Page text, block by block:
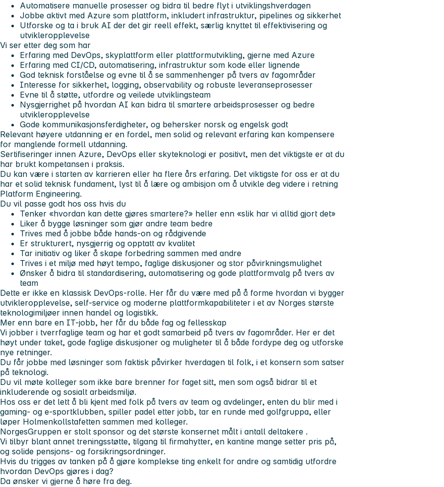
Automatisere manuelle prosesser og bidra til bedre flyt i utviklingshverdagen
Jobbe aktivt med Azure som plattform, inkludert infrastruktur, pipelines og sikkerhet
Utforske og ta i bruk AI der det gir reell effekt, særlig knyttet til effektivisering og
utvikleropplevelse
Vi ser etter deg som har
Erfaring med DevOps, skyplattform eller plattformutvikling, gjerne med Azure
Erfaring med CI/CD, automatisering, infrastruktur som kode eller lignende
God teknisk forståelse og evne til å se sammenhenger på tvers av fagområder
Interesse for sikkerhet, logging, observability og robuste leveranseprosesser
Evne til å støtte, utfordre og veilede utviklingsteam
Nysgjerrighet på hvordan AI kan bidra til smartere arbeidsprosesser og bedre
utvikleropplevelse
Gode kommunikasjonsferdigheter, og behersker norsk og engelsk godt
Relevant høyere utdanning er en fordel, men solid og relevant erfaring kan kompensere
for manglende formell utdanning.
Sertifiseringer innen Azure, DevOps eller skyteknologi er positivt, men det viktigste er at du
har brukt kompetansen i praksis.
Du kan være i starten av karrieren eller ha flere års erfaring. Det viktigste for oss er at du
har et solid teknisk fundament, lyst til å lære og ambisjon om å utvikle deg videre i retning
Platform Engineering.
Du vil passe godt hos oss hvis du
Tenker «hvordan kan dette gjøres smartere?» heller enn «slik har vi alltid gjort det»
Liker å bygge løsninger som gjør andre team bedre
Trives med å jobbe både hands-on og rådgivende
Er strukturert, nysgjerrig og opptatt av kvalitet
Tar initiativ og liker å skape forbedring sammen med andre
Trives i et miljø med høyt tempo, faglige diskusjoner og stor påvirkningsmulighet
Ønsker å bidra til standardisering, automatisering og gode plattformvalg på tvers av
team
Dette er ikke en klassisk DevOps-rolle. Her får du være med på å forme hvordan vi bygger
utvikleropplevelse, self-service og moderne plattformkapabiliteter i et av Norges største
teknologimiljøer innen handel og logistikk.
Mer enn bare en IT-jobb, her får du både fag og fellesskap
Vi jobber i tverrfaglige team og har et godt samarbeid på tvers av fagområder. Her er det
høyt under taket, gode faglige diskusjoner og muligheter til å både fordype deg og utforske
nye retninger.
Du får jobbe med løsninger som faktisk påvirker hverdagen til folk, i et konsern som satser
på teknologi.
Du vil møte kolleger som ikke bare brenner for faget sitt, men som også bidrar til et
inkluderende og sosialt arbeidsmiljø.
Hos oss er det lett å bli kjent med folk på tvers av team og avdelinger, enten du blir med i
gaming- og e-sportklubben, spiller padel etter jobb, tar en runde med golfgruppa, eller
løper Holmenkollstafetten sammen med kolleger.
NorgesGruppen er stolt sponsor og det største konsernet målt i antall deltakere .
Vi tilbyr blant annet treningsstøtte, tilgang til firmahytter, en kantine mange setter pris på,
og solide pensjons- og forsikringsordninger.
Hvis du trigges av tanken på å gjøre komplekse ting enkelt for andre og samtidig utfordre
hvordan DevOps gjøres i dag?
Da ønsker vi gjerne å høre fra deg.